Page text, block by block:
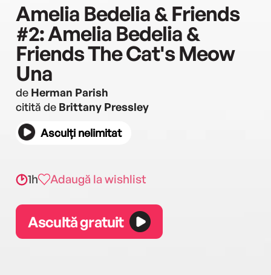
Amelia Bedelia & Friends
#2: Amelia Bedelia &
Friends The Cat's Meow
Una
de Herman Parish
citită de Brittany Pressley
Asculți nelimitat
1h Adaugă la wishlist
Ascultă gratuit